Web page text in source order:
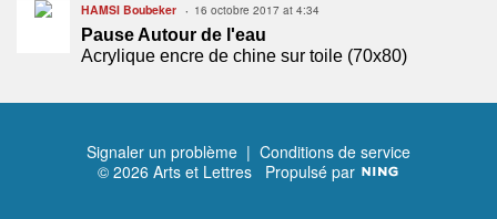
HAMSI Boubeker 16 octobre 2017 at 4:34
Pause Autour de l'eau
Acrylique encre de chine sur toile (70x80)
Signaler un problème | Conditions de service
© 2026 Arts et Lettres Propulsé par